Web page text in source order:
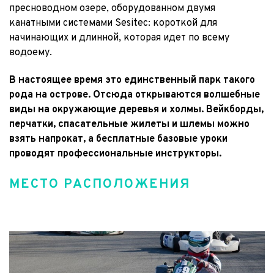
пресноводном озере, оборудованном двумя
канатными системами Sesitec: короткой для
начинающих и длинной, которая идет по всему
водоему.
В настоящее время это единственный парк такого
рода на острове. Отсюда открываются волшебные
виды на окружающие деревья и холмы. Вейкборды,
перчатки, спасательные жилеты и шлемы можно
взять напрокат, а бесплатные базовые уроки
проводят профессиональные инструкторы.
МЕСТО РАСПОЛОЖЕНИЯ